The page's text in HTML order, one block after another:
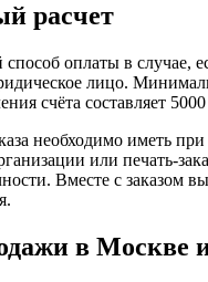
расчет
оплаты в случае,
лицо.
счёта составляет
необходимо иметь при
или печать-
Вместе с заказом
в Москве